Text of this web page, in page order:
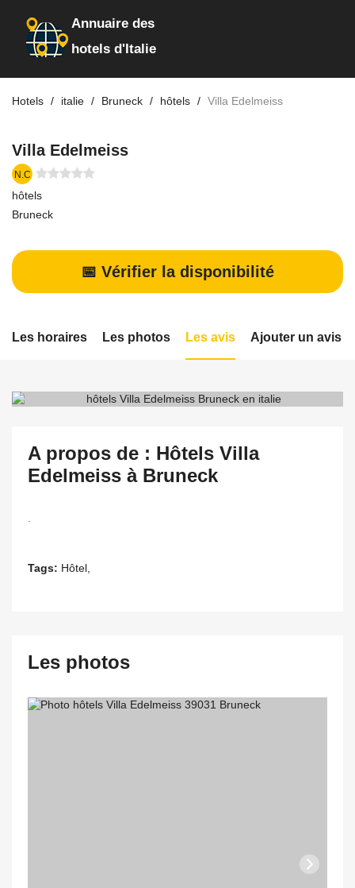
Annuaire des
hotels d'Italie
Hotels italie Bruneck hôtels Villa Edelmeiss
Villa Edelmeiss
N.C
hôtels
Bruneck
📅 Vérifier la disponibilité
Les horaires Les photos Les avis Ajouter un avis
A propos de : Hôtels Villa
Edelmeiss à Bruneck
Tags: Hôtel,
Les photos